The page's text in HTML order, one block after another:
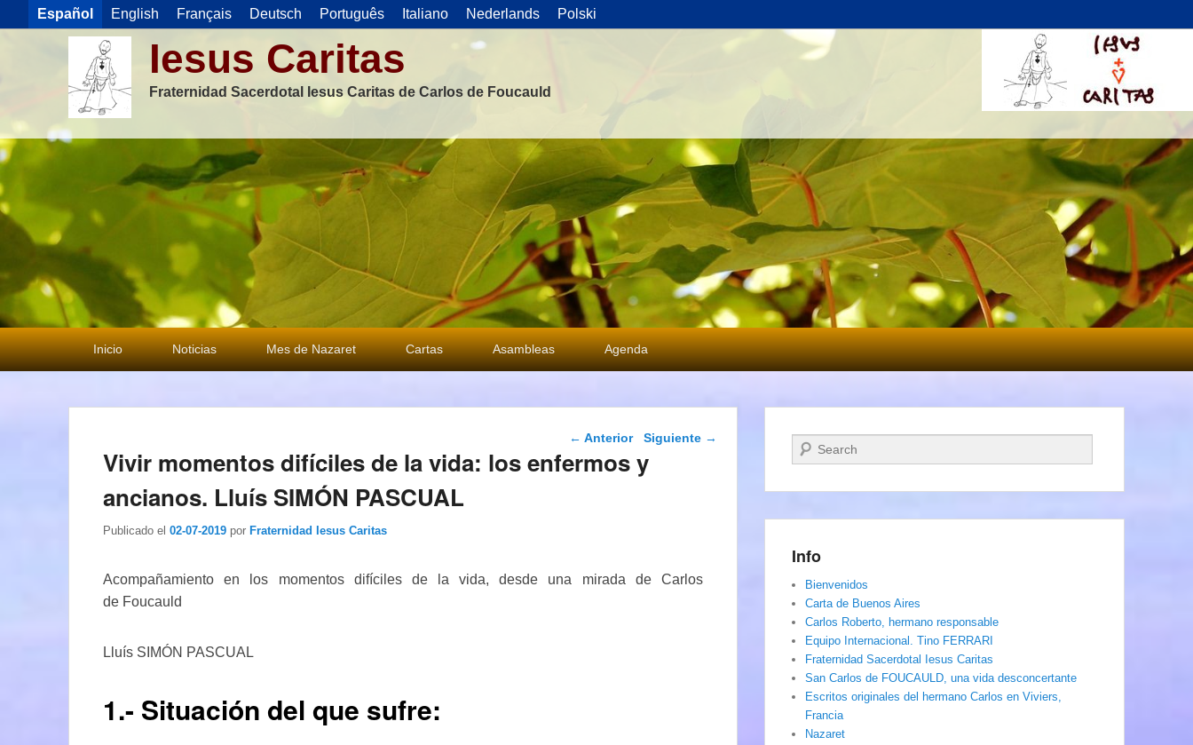
Español English Français Deutsch Português Italiano Nederlands Polski
Iesus Caritas
Fraternidad Sacerdotal Iesus Caritas de Carlos de Foucauld
Menú
principal
Inicio Noticias Mes de Nazaret Cartas Asambleas Agenda
Navegación de
← Anterior Siguiente →
Vivir momentos difíciles de la vida: los enfermos y
ancianos. Lluís SIMÓN PASCUAL
Publicado el 02-07-2019 por Fraternidad Iesus Caritas
Acompañamiento en los momentos difíciles de la vida, desde una mirada de Carlos
de Foucauld
Lluís SIMÓN PASCUAL
1.- Situación del que sufre:
Buscar
Info
Bienvenidos
Carta de Buenos Aires
Carlos Roberto, hermano responsable
Equipo Internacional. Tino FERRARI
Fraternidad Sacerdotal Iesus Caritas
San Carlos de FOUCAULD, una vida desconcertante
Escritos originales del hermano Carlos en Viviers,
Francia
Nazaret